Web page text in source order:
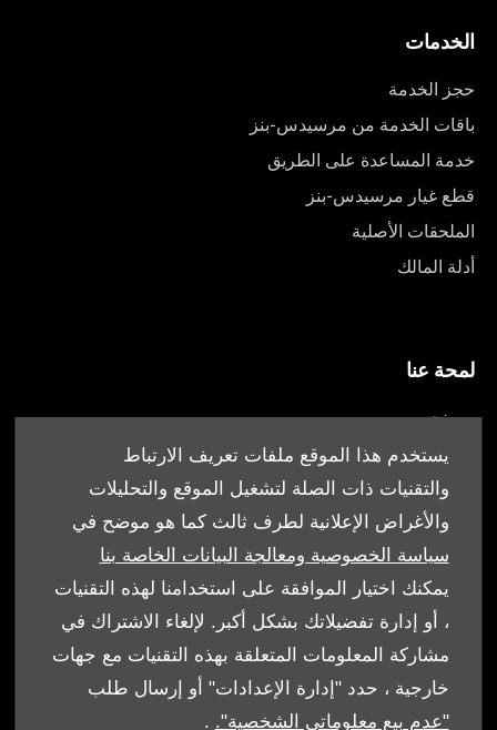
يستخدم هذا الموقع ملفات تعريف الارتباط
والتقنيات ذات الصلة لتشغيل الموقع والتحليلات
والأغراض الإعلانية لطرف ثالث كما هو موضح في
سياسة الخصوصية ومعالجة البيانات الخاصة بنا
يمكنك اختيار الموافقة على استخدامنا لهذه التقنيات
، أو إدارة تفضيلاتك بشكل أكبر. لإلغاء الاشتراك في
مشاركة المعلومات المتعلقة بهذه التقنيات مع جهات
خارجية ، حدد "إدارة الإعدادات" أو إرسال طلب
"عدم بيع معلوماتي الشخصية". .
الخدمات
حجز الخدمة
باقات الخدمة من مرسيدس-بنز
خدمة المساعدة على الطريق
قطع غيار مرسيدس-بنز
الملحقات الأصلية
أدلة المالك
لمحة عنا
من نحن
أقرب وكيل
العروض
الشروط والأحكام
سياسة ملفات الارتباط